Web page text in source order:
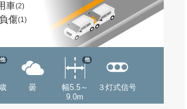
車(2)
負傷(1)
他
曇
幅5.5～
9.0m
他
３灯式信号